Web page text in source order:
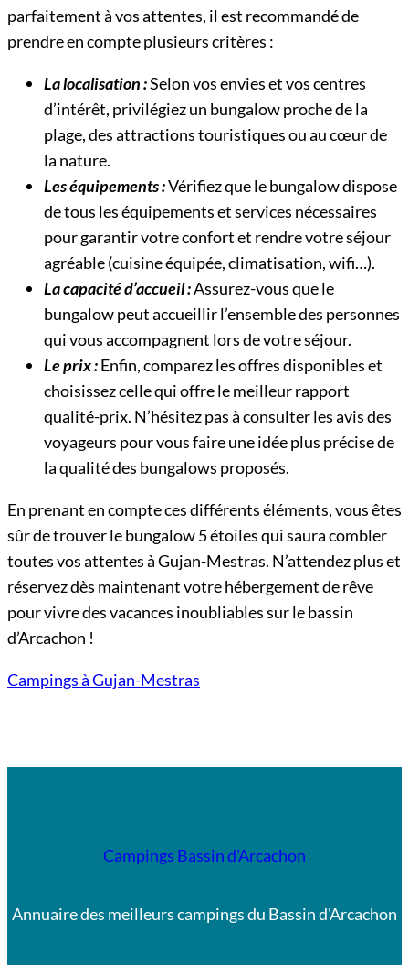
parfaitement à vos attentes, il est recommandé de
prendre en compte plusieurs critères :
La localisation :Selon vos envies et vos centres
d’intérêt, privilégiez un bungalow proche de la
plage, des attractions touristiques ou au cœur de
la nature.
Les équipements :Vérifiez que le bungalow dispose
de tous les équipements et services nécessaires
pour garantir votre confort et rendre votre séjour
agréable (cuisine équipée, climatisation, wifi…).
La capacité d’accueil :Assurez-vous que le
bungalow peut accueillir l’ensemble des personnes
qui vous accompagnent lors de votre séjour.
Le prix :Enfin, comparez les offres disponibles et
choisissez celle qui offre le meilleur rapport
qualité-prix. N’hésitez pas à consulter les avis des
voyageurs pour vous faire une idée plus précise de
la qualité des bungalows proposés.
En prenant en compte ces différents éléments, vous êtes
sûr de trouver le bungalow 5 étoiles qui saura combler
toutes vos attentes à Gujan-Mestras. N’attendez plus et
réservez dès maintenant votre hébergement de rêve
pour vivre des vacances inoubliables sur le bassin
d’Arcachon !
Campings à Gujan-Mestras
Campings Bassin d'Arcachon
Annuaire des meilleurs campings du Bassin d'Arcachon